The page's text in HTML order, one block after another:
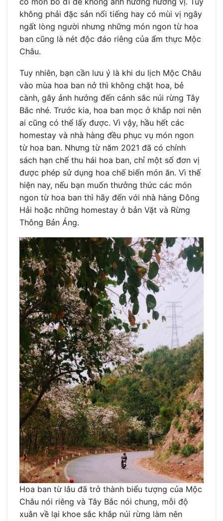
không phải đặc sản nổi tiếng hay có mùi vị ngây
ngất lòng người nhưng những món ngon từ hoa
ban cũng là nét độc đáo riêng của ẩm thực Mộc
Châu.
Tuy nhiên, bạn cần lưu ý là khi du lịch Mộc Châu
vào mùa hoa ban nở thì không chặt hoa, bẻ
cành, gây ảnh hưởng đến cảnh sắc núi rừng Tây
Bắc nhé. Trước kia, hoa ban mọc ở khắp nơi nên
ai cũng có thể lấy được. Vì vậy, hầu hết các
homestay và nhà hàng đều phục vụ món ngon
từ hoa ban. Nhưng từ năm 2021 đã có chính
sách hạn chế thu hái hoa ban, chỉ một số đơn vị
được phép sử dụng hoa chế biến món ăn. Vì thế
hiện nay, nếu bạn muốn thưởng thức các món
ngon từ hoa ban thì hãy đến với nhà hàng Đông
Hải hoặc những homestay ở bản Vặt và Rừng
Thông Bản Áng.
Hoa ban từ lâu đã trở thành biểu tượng của Mộc
Châu nói riêng và Tây Bắc nói chung, mỗi độ
xuân về lại khoe sắc khắp núi rừng làm nên